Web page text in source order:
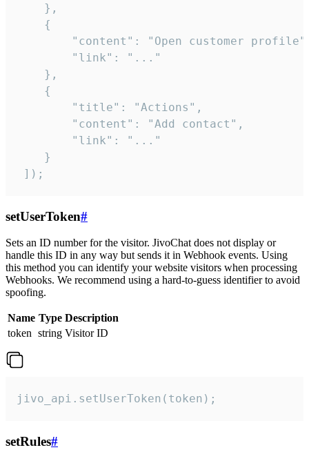
    },
    {
"content": "Open customer
        "link": "..."
    },
    {
        "title": "Actions",
        "content": "Add contact",
        "link": "..."
    }
]);
setUserToken#
Sets an ID number for the visitor. JivoChat does not display or
handle this ID in any way but sends it in Webhook events. Using
this method you can identify your website visitors when processing
Webhooks. We recommend using a hard-to-guess identifier to avoid
spoofing.
Name Type Description
token string Visitor ID
jivo_api.setUserToken(token);
setRules#